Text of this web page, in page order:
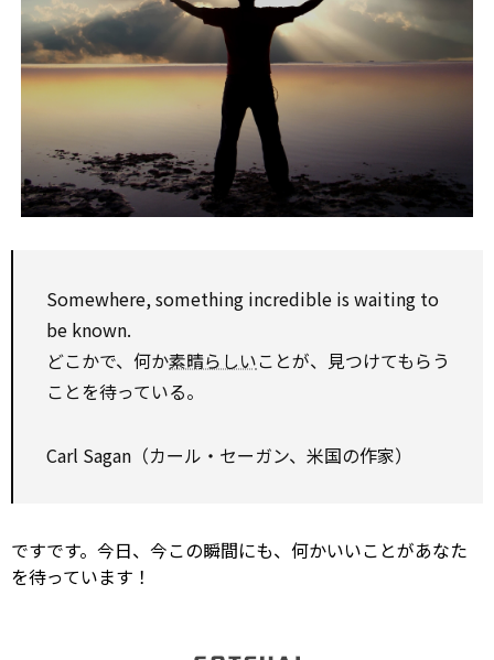
Somewhere, something incredible is waiting to
be known.
どこかで、何か素晴らしいことが、見つけてもらう
ことを待っている。
Carl Sagan（カール・セーガン、米国の作家）
ですです。今日、今この瞬間にも、何かいいことがあなた
を待っています！